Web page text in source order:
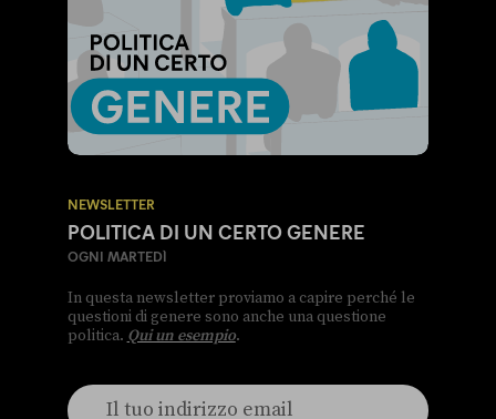
NEWSLETTER
POLITICA DI UN CERTO GENERE
OGNI MARTEDÌ
In questa newsletter proviamo a capire perché le
questioni di genere sono anche una questione
politica. Qui un esempio.